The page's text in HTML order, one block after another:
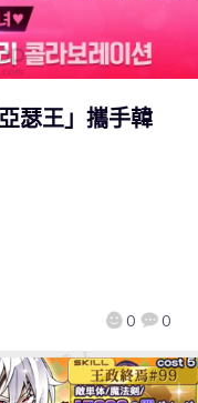
瑟王」攜手韓
0 0